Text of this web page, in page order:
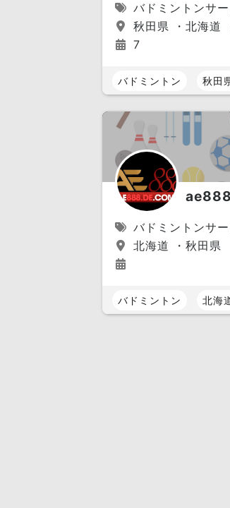
バドミントンサ
秋田県 ・北海道
7
バドミントン 秋田
バドミントンサ
北海道 ・秋田県
バドミントン 北海